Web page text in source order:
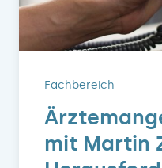
Fachbereich
mit Martin